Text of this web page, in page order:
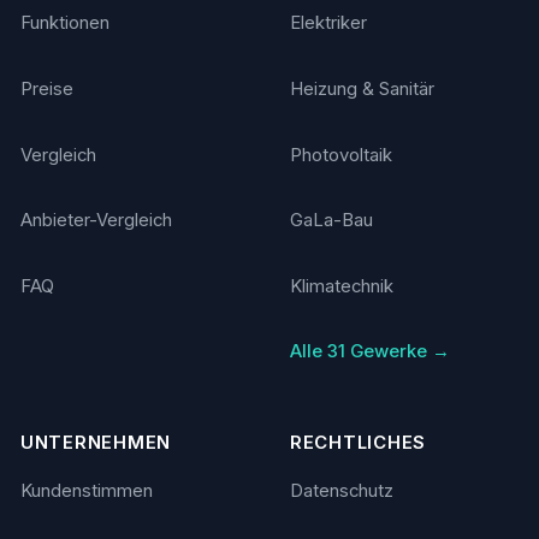
Funktionen
Preise
Vergleich
Anbieter-Vergleich
FAQ
Elektriker
Heizung & Sanitär
Photovoltaik
GaLa-Bau
Klimatechnik
Alle 31 Gewerke →
UNTERNEHMEN
Kundenstimmen
RECHTLICHES
Datenschutz